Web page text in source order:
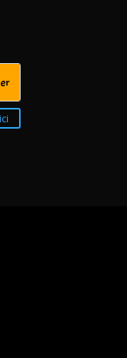
remise à partir de